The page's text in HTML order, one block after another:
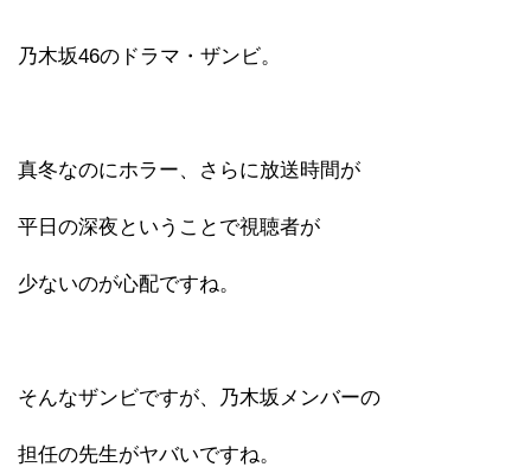
乃木坂46のドラマ・ザンビ。
真冬なのにホラー、さらに放送時間が
平日の深夜ということで視聴者が
少ないのが心配ですね。
そんなザンビですが、乃木坂メンバーの
担任の先生がヤバいですね。